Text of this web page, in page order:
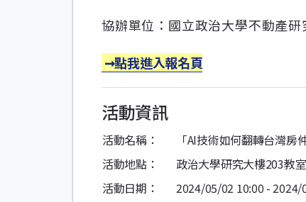
協辦單位：國立政治大學不動產研
➞點我進入報名頁
活動資訊
活動名稱：
「AI技術如何翻轉台灣房
活動地點：
政治大學研究大樓203教室
活動日期：
2024/05/02 10:00 - 2024/